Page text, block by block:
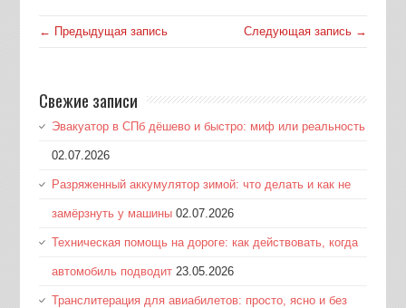
← Предыдущая запись Следующая запись →
Свежие записи
Эвакуатор в СПб дёшево и быстро: миф или реальность
02.07.2026
Разряженный аккумулятор зимой: что делать и как не
замёрзнуть у машины 02.07.2026
Техническая помощь на дороге: как действовать, когда
автомобиль подводит 23.05.2026
Транслитерация для авиабилетов: просто, ясно и без